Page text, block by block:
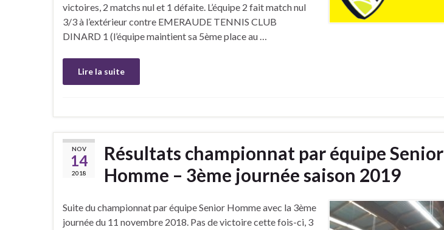
victoires, 2 matchs nul et 1 défaite. L’équipe 2 fait match nul
3/3 à l’extérieur contre EMERAUDE TENNIS CLUB
DINARD 1 (l’équipe maintient sa 5ème place au …
Lire la suite
NOV
14
2018
Résultats championnat par équipe Senior
Homme – 3ème journée saison 2019
Suite du championnat par équipe Senior Homme avec la 3ème
journée du 11 novembre 2018. Pas de victoire cette fois-ci, 3